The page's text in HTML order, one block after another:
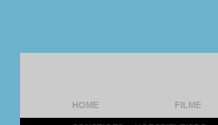
HOME FILME